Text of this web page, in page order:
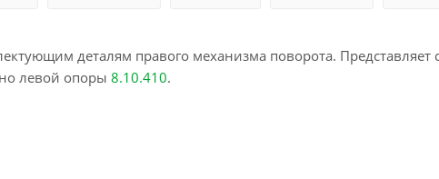
деталям правого механизма поворота. Представляет
левой опоры 8.10.410.